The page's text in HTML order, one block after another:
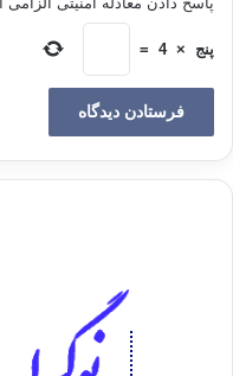
پنج ×
4
=